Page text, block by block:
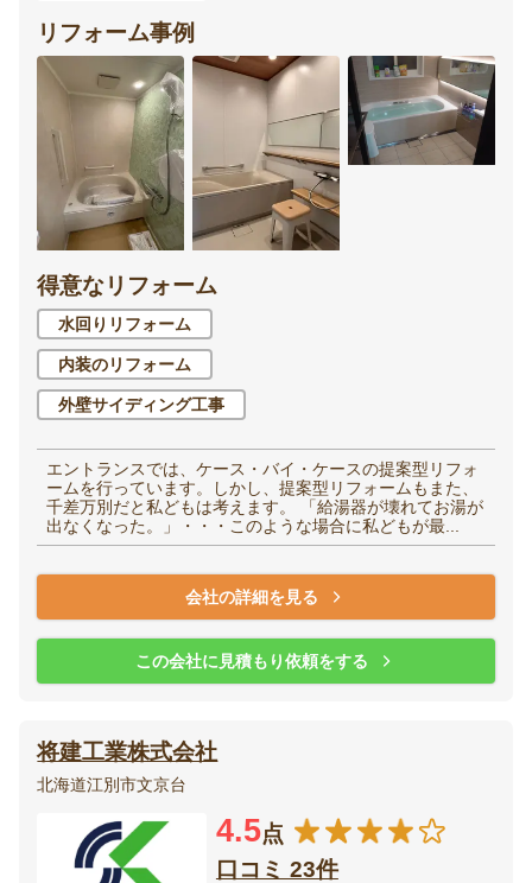
リフォーム事例
得意なリフォーム
水回りリフォーム
内装のリフォーム
外壁サイディング工事
エントランスでは、ケース・バイ・ケースの提案型リフォ
ームを行っています。しかし、提案型リフォームもまた、
千差万別だと私どもは考えます。 「給湯器が壊れてお湯が
出なくなった。」・・・このような場合に私どもが最...
会社の詳細を見る
この会社に見積もり依頼をする
将建工業株式会社
北海道江別市文京台
4.5点
口コミ 23件